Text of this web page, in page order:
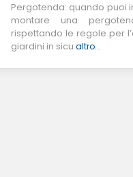
Pergotenda: quando puoi
montare una
rispettando le regole per
giardini in sicu altro...